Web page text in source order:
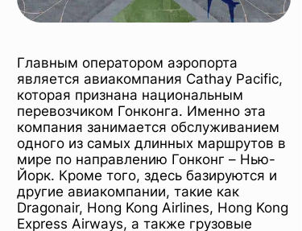
Главным оператором аэропорта
является авиакомпания Cathay Pacific,
которая признана национальным
перевозчиком Гонконга. Именно эта
компания занимается обслуживанием
одного из самых длинных маршрутов в
мире по направлению Гонконг – Нью-
Йорк. Кроме того, здесь базируются и
другие авиакомпании, такие как
Dragonair, Hong Kong Airlines, Hong Kong
Express Airways, а также грузовые